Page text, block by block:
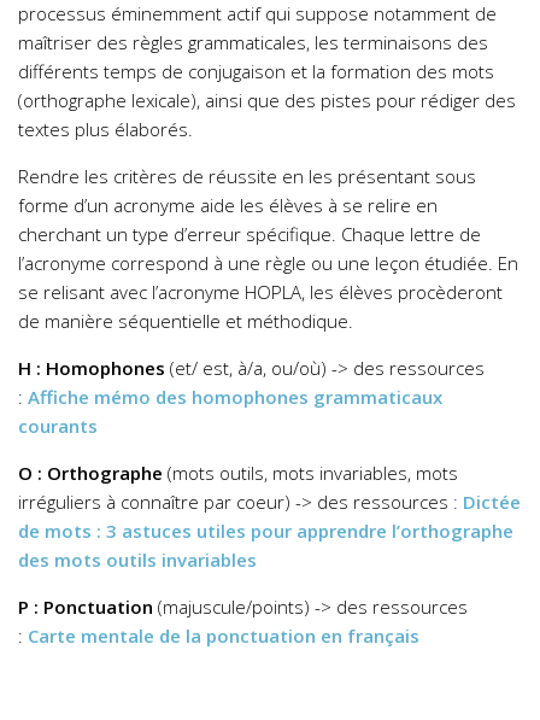
processus éminemment actif qui suppose notamment de
maîtriser des règles grammaticales, les terminaisons des
différents temps de conjugaison et la formation des mots
(orthographe lexicale), ainsi que des pistes pour rédiger des
textes plus élaborés.
Rendre les critères de réussite en les présentant sous
forme d’un acronyme aide les élèves à se relire en
cherchant un type d’erreur spécifique. Chaque lettre de
l’acronyme correspond à une règle ou une leçon étudiée. En
se relisant avec l’acronyme HOPLA, les élèves procèderont
de manière séquentielle et méthodique.
H : Homophones (et/ est, à/a, ou/où) -> des ressources
: Affiche mémo des homophones grammaticaux
courants
O : Orthographe (mots outils, mots invariables, mots
irréguliers à connaître par coeur) -> des ressources : Dictée
de mots : 3 astuces utiles pour apprendre l’orthographe
des mots outils invariables
P : Ponctuation (majuscule/points) -> des ressources
: Carte mentale de la ponctuation en français